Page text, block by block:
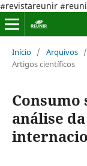
#revistareunir
Início / Arquivos /
Artigos científicos
Consumo
análise